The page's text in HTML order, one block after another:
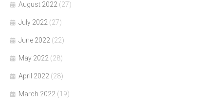
August 2022 (27)
July 2022 (27)
June 2022 (22)
May 2022 (28)
April 2022 (28)
March 2022 (19)